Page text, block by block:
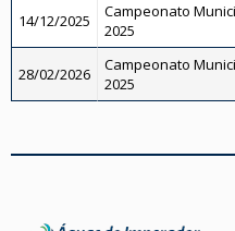
14/12/2025
Campeonato
2025
28/02/2026
Campeonato
2025